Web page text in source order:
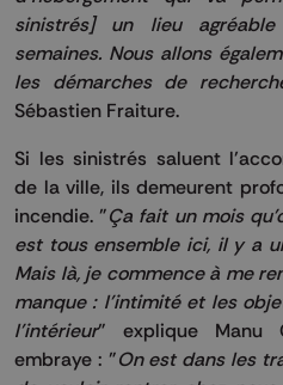
sinistrés] un lieu
semaines. Nous allons
les démarches de
Sébastien Fraiture.
Si les sinistrés saluent
de la ville, ils demeurent
incendie. "Ça fait un mois
est tous ensemble ici, il y a
Mais là, je commence à me
manque : l'intimité et les
l'intérieur" explique Manu
embraye : "On est dans les